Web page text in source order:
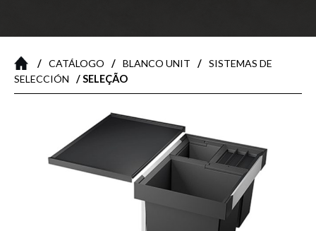
/ CATÁLOGO / BLANCO UNIT / SISTEMAS DE
SELECCIÓN
/ SELEÇÃO